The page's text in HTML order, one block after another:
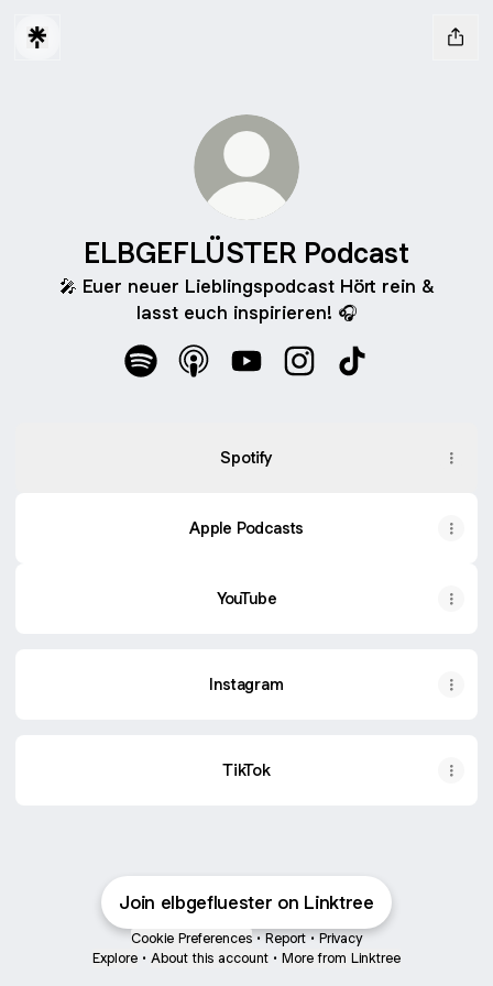
ELBGEFLÜSTER Podcast
🎤 Euer neuer Lieblingspodcast Hört rein &
lasst euch inspirieren! 🎧
Spotify
Apple Podcasts
YouTube
Instagram
TikTok
Join elbgefluester on Linktree
Cookie Preferences • Report • Privacy
Explore • About this account • More from Linktree